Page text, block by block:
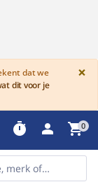
dat we
dit voor je
×
timer person shopping_cart0